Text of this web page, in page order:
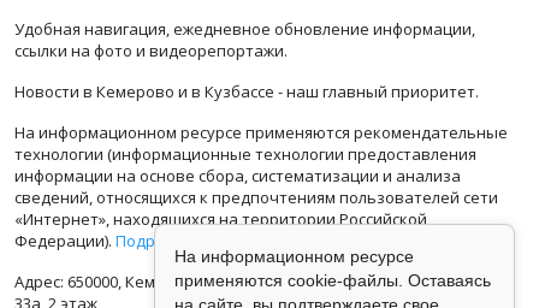
Удобная навигация, ежедневное обновление информации,
ссылки на фото и видеорепортажи.
Новости в Кемерово и в Кузбассе - наш главный приоритет.
На информационном ресурсе применяются рекомендательные
технологии (информационные технологии предоставления
информации на основе сбора, систематизации и анализа
сведений, относящихся к предпочтениям пользователей сети
«Интернет», находящихся на территории Российской
Федерации). Подробная информация
Адрес: 650000, Кемеровская Область, г.Кемерово, ул.Кузбасская
33а, 2 этаж
На информационном ресурсе
применяются cookie-файлы. Оставаясь